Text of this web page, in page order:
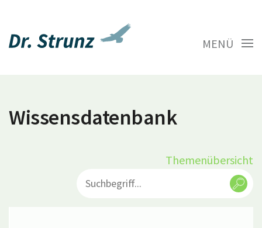
MENÜ
Wissensdatenbank
Themenübersicht